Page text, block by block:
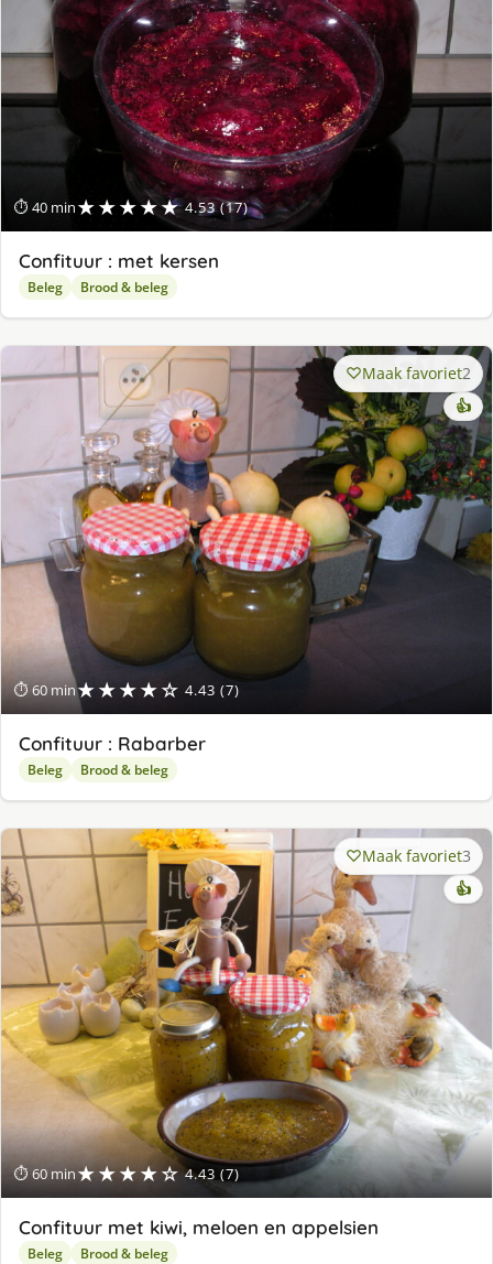
⏱ 40 min★★★★★ 4.53 (17)
Confituur : met kersen
Beleg Brood & beleg
⏱ 60 min★★★★☆ 4.43 (7)
Maak favoriet2
👍
Confituur : Rabarber
Beleg Brood & beleg
⏱ 60 min★★★★☆ 4.43 (7)
Maak favoriet3
👍
Confituur met kiwi, meloen en appelsien
Beleg Brood & beleg